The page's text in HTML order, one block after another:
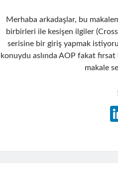
Merhaba arkadaşlar, bu
birbirleri ile kesişen ilgiler
serisine bir giriş yapmak
konuydu aslında AOP fakat
makale